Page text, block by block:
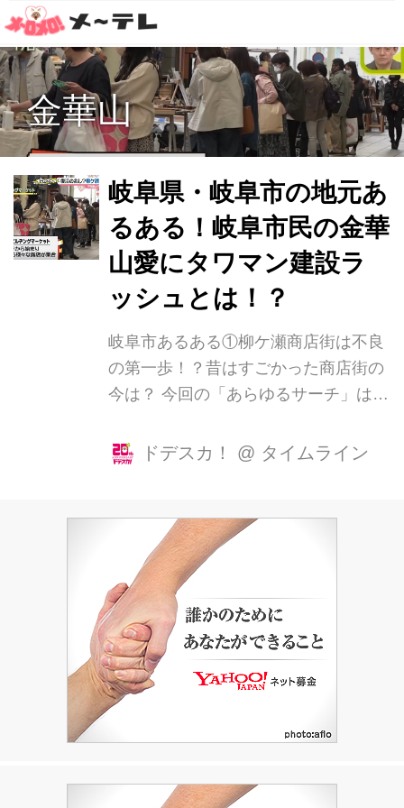
金華山
岐阜県・岐阜市の地元あ
るある！岐阜市民の金華
山愛にタワマン建設ラ
ッシュとは！？
岐阜市あるある①柳ケ瀬商店街は不良
の第一歩！？昔はすごかった商店街の
今は？ 今回の「あらゆるサーチ」は、
粉症の人が多い(男性)都道府県ランキ
● 字で書けない都道府県ランキング第
2位 と、なんとも地味なランキングで
上位に入っている岐阜県の県庁所在
地、岐阜市の地元あるあるを調査して
きました！ さっそく街中で、岐阜市の
あるあるについて市民の皆さんに聞い
てみることに。 「子どものころに柳ケ
瀬に出てくとあかん！て怒られた。ゲ
ーセンとか色々あって不良の第一歩み
ドデスカ！ @ タイムライン